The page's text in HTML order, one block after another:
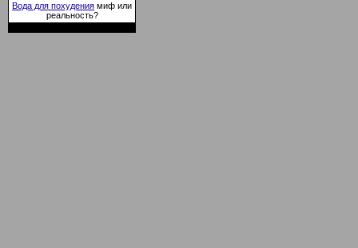
Вода для похудения миф или
реальность?